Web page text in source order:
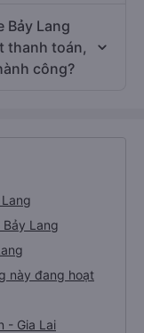
Bảy Lang
thanh toán,
công?
Lang
này đang hoạt
- Gia Lai